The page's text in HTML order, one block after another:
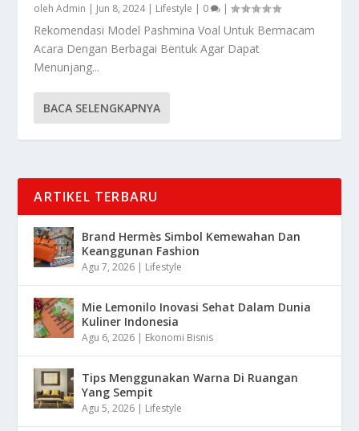
olehAdmin | Jun 8, 2024| Lifestyle | 0 |
Rekomendasi Model Pashmina Voal Untuk Bermacam
Acara Dengan Berbagai Bentuk Agar Dapat
Menunjang...
BACA SELENGKAPNYA
ARTIKEL TERBARU
Brand Hermès Simbol Kemewahan Dan
Keanggunan Fashion
Agu 7, 2026 | Lifestyle
Mie Lemonilo Inovasi Sehat Dalam Dunia
Kuliner Indonesia
Agu 6, 2026 | Ekonomi Bisnis
Tips Menggunakan Warna Di Ruangan
Yang Sempit
Agu 5, 2026 | Lifestyle